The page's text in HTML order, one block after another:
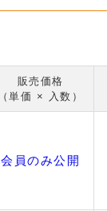
販売価格
（単価 × 入数）
会員のみ公開